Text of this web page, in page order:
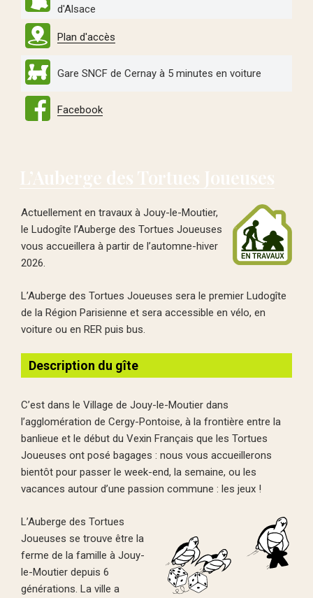
d'Alsace
Plan d'accès
Gare SNCF de Cernay à 5 minutes en voiture
Facebook
L’Auberge des Tortues Joueuses
Actuellement en travaux à Jouy-le-Moutier,
le Ludogîte l’Auberge des Tortues Joueuses
vous accueillera à partir de l’automne-hiver
2026.
L’Auberge des Tortues Joueuses sera le premier Ludogîte
de la Région Parisienne et sera accessible en vélo, en
voiture ou en RER puis bus.
Description du gîte
C’est dans le Village de Jouy-le-Moutier dans
l’agglomération de Cergy-Pontoise, à la frontière entre la
banlieue et le début du Vexin Français que les Tortues
Joueuses ont posé bagages : nous vous accueillerons
bientôt pour passer le week-end, la semaine, ou les
vacances autour d’une passion commune : les jeux !
L’Auberge des Tortues
Joueuses se trouve être la
ferme de la famille à Jouy-
le-Moutier depuis 6
générations. La ville a